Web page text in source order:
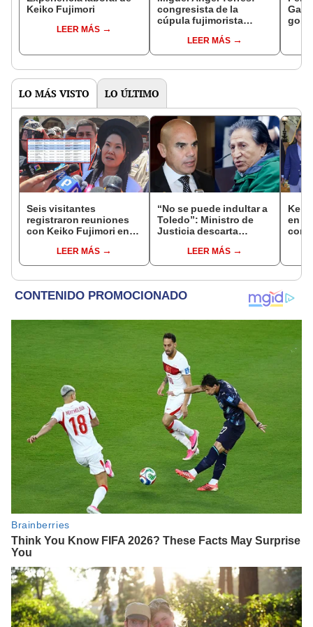
Keiko Fujimori
LEER MÁS
congresista de la
cúpula fujimorista
del SenadoLEER MÁS
LO MÁS VISTO LO ÚLTIMO
Seis visitantes
registraron reuniones
con Keiko Fujimori en
presidenta se
encontraba en Junín
LEER MÁS
“No se puede indultar a
Toledo”: Ministro de
Justicia descarta
exmandatario
LEER MÁS
en
con